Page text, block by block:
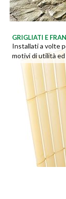
GRIGLIATI E
Installati a volte
motivi di utilità ed